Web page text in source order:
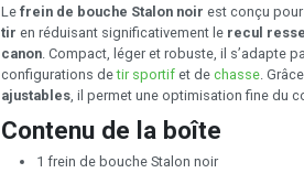
Le frein de bouche Stalon noir est conçu
tir en réduisant significativement le recul
canon. Compact, léger et robuste, il s’adapte
configurations detir sportif et de chasse.
ajustables, il permet une optimisation fine du
Contenu de la boîte
1 frein de bouche Stalon noir